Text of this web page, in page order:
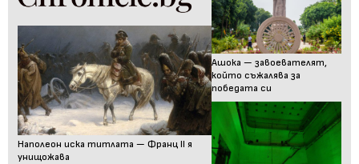
Наполеон иска титлата — Франц II я
унищожава
Ашока — завоевателят,
който съжалява за
победата си